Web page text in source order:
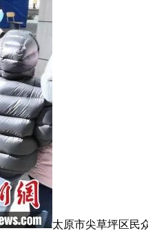
太原市尖草坪区民